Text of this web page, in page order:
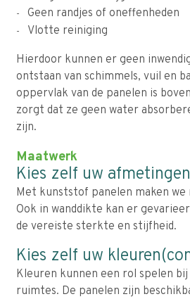
Geen randjes of oneffenheden
Vlotte reiniging
Hierdoor kunnen er geen
ontstaan van schimmels, vuil en
oppervlak van de panelen is
zorgt dat ze geen water
zijn.
Maatwerk
Kies zelf uw afmetingen
Met kunststof panelen maken
Ook in wanddikte kan er
de vereiste sterkte en stijfheid.
Kies zelf uw
Kleuren kunnen een rol spelen bij
ruimtes. De panelen zijn